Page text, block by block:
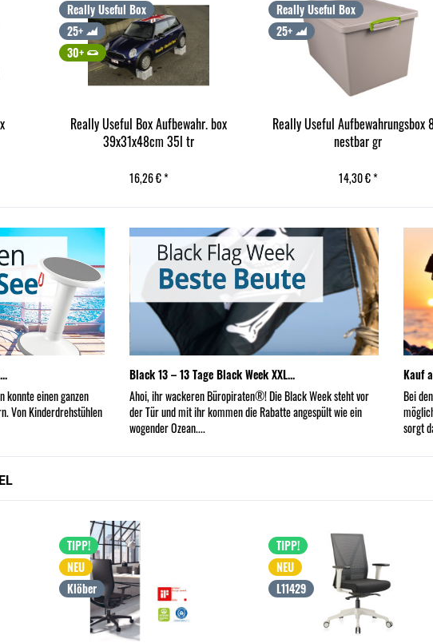
Really Useful Box
25+
30+
Really Useful Box Aufbewahr. box
39x31x48cm 35l tr
16,26 € *
Really Useful Box
25+
Really Useful Aufbewahrungsbox
nestbar gr
14,30 € *
konnte einen ganzen
Von Kinderdrehstühlen
Black 13 – 13 Tage Black Week XXL...
Ahoi, ihr wackeren Büropiraten®! Die Black Week steht vor
der Tür und mit ihr kommen die Rabatte angespült wie ein
wogender Ozean....
Kauf
Bei
sorgt
TIPP!
NEU
Klöber
TIPP!
NEU
L11429